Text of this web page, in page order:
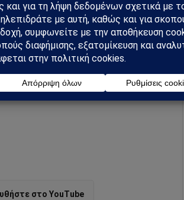
News
τις σημαντικότερες
στο YouTube